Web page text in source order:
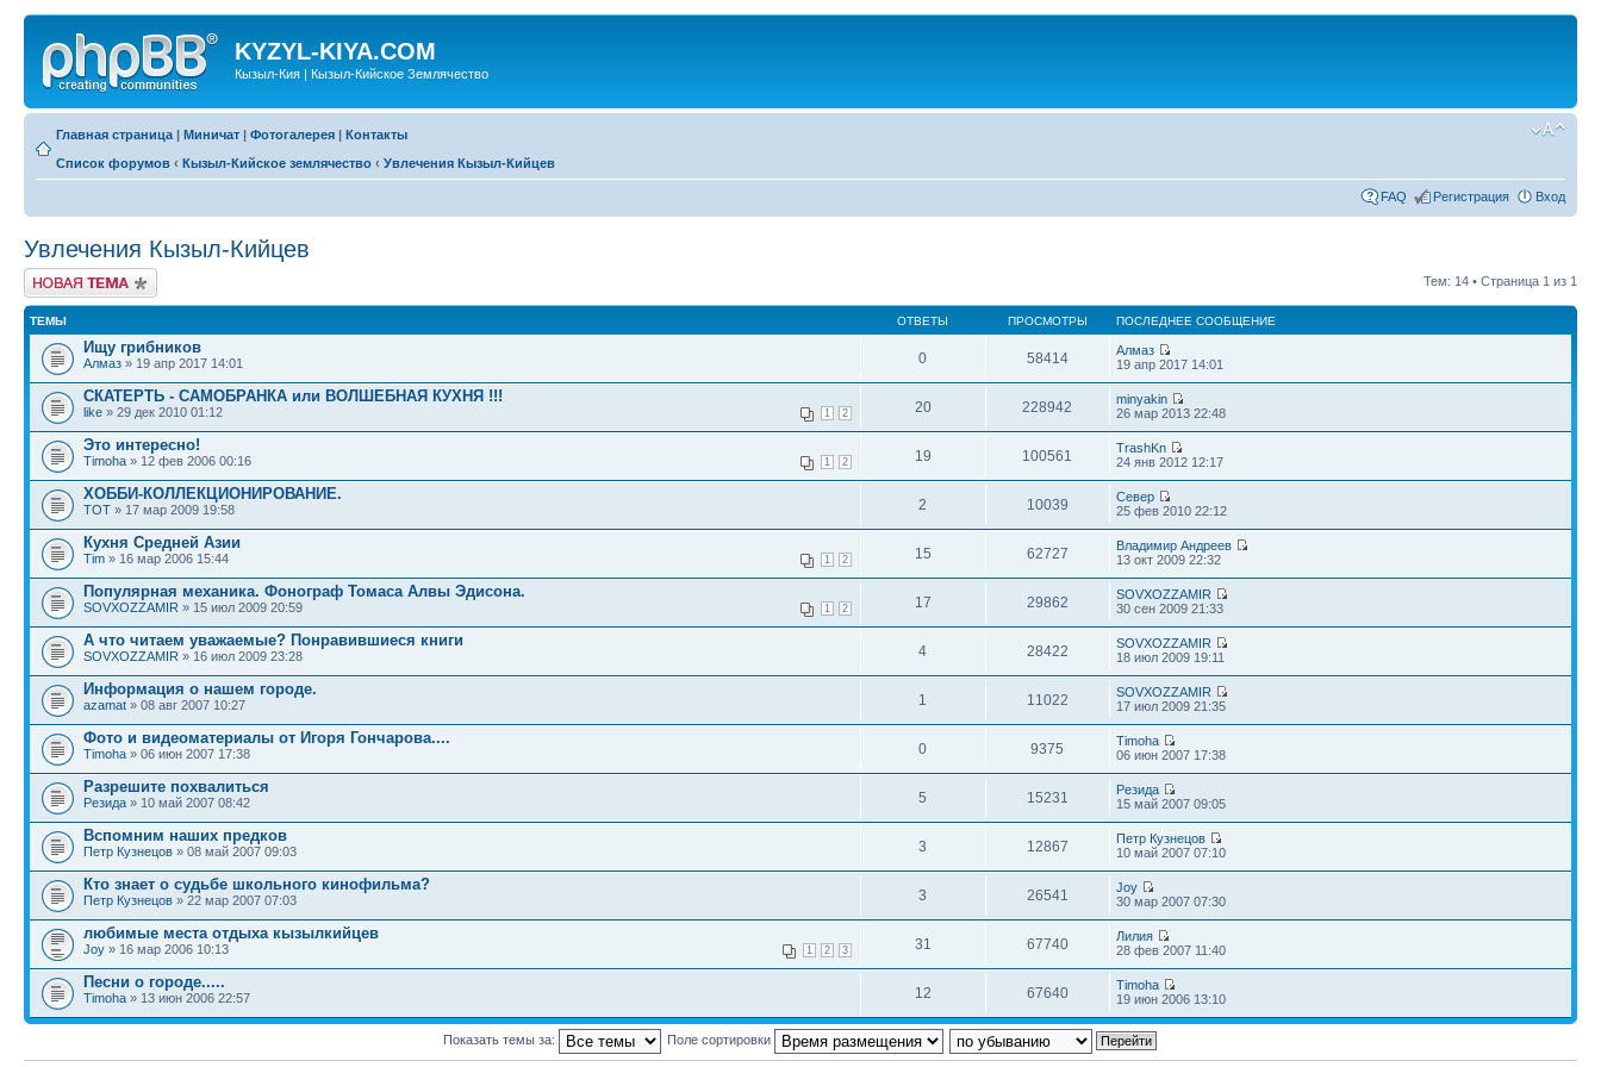
KYZYL-KIYA.COM
Кызыл-Кия | Кызыл-Кийское Землячество
Главная страница | Миничат | Фотогалерея | Контакты
Список форумов ‹ Кызыл-Кийское землячество ‹ Увлечения Кызыл-Кийцев
FAQ Регистрация Вход
Увлечения Кызыл-Кийцев
Новая тема Тем: 14 • Страница 1 из 1
ТЕМЫ ОТВЕТЫ ПРОСМОТРЫ ПОСЛЕДНЕЕ СООБЩЕНИЕ
Ищу грибников
Алмаз » 19 апр 2017 14:01 0 58414
Алмаз
19 апр 2017 14:01
СКАТЕРТЬ - САМОБРАНКА или ВОЛШЕБНАЯ КУХНЯ !!!
1 2
like » 29 дек 2010 01:12 20 228942
minyakin
26 мар 2013 22:48
Это интересно!
1 2
Timoha » 12 фев 2006 00:16 19 100561
TrashKn
24 янв 2012 12:17
ХОББИ-КОЛЛЕКЦИОНИРОВАНИЕ.
TOT » 17 мар 2009 19:58 2 10039
Север
25 фев 2010 22:12
Кухня Средней Азии
1 2
Tim » 16 мар 2006 15:44 15 62727
Владимир Андреев
13 окт 2009 22:32
Популярная механика. Фонограф Томаса Алвы Эдисона.
1 2
SOVXOZZAMIR » 15 июл 2009 20:59 17 29862
SOVXOZZAMIR
30 сен 2009 21:33
А что читаем уважаемые? Понравившиеся книги
SOVXOZZAMIR » 16 июл 2009 23:28 4 28422
SOVXOZZAMIR
18 июл 2009 19:11
Информация о нашем городе.
azamat » 08 авг 2007 10:27 1 11022
SOVXOZZAMIR
17 июл 2009 21:35
Фото и видеоматериалы от Игоря Гончарова....
Timoha » 06 июн 2007 17:38 0 9375
Timoha
06 июн 2007 17:38
Разрешите похвалиться
Резида » 10 май 2007 08:42 5 15231
Резида
15 май 2007 09:05
Вспомним наших предков
Петр Кузнецов » 08 май 2007 09:03 3 12867
Петр Кузнецов
10 май 2007 07:10
Кто знает о судьбе школьного кинофильма?
Петр Кузнецов » 22 мар 2007 07:03 3 26541
Joy
30 мар 2007 07:30
любимые места отдыха кызылкийцев
1 2 3
Joy » 16 мар 2006 10:13 31 67740
Лилия
28 фев 2007 11:40
Песни о городе.....
Timoha » 13 июн 2006 22:57 12 67640
Timoha
19 июн 2006 13:10
Показать темы за: Поле сортировки